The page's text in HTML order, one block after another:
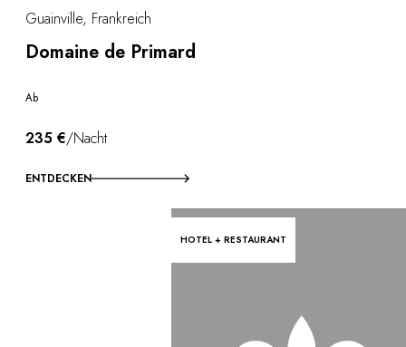
Guainville, Frankreich
Domaine de Primard
Ab
235 €/Nacht
ENTDECKEN
HOTEL + RESTAURANT